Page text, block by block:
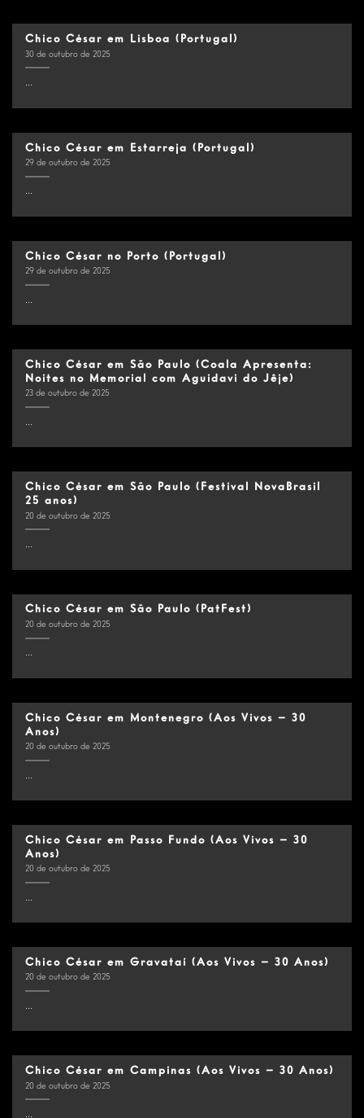
Chico César em Lisboa (Portugal)
30 de outubro de 2025
...
Chico César em Estarreja (Portugal)
29 de outubro de 2025
...
Chico César no Porto (Portugal)
29 de outubro de 2025
...
Chico César em São Paulo (Coala Apresenta:
Noites no Memorial com Aguidavi do Jêje)
23 de outubro de 2025
...
Chico César em São Paulo (Festival NovaBrasil
25 anos)
20 de outubro de 2025
...
Chico César em São Paulo (PatFest)
20 de outubro de 2025
...
Chico César em Montenegro (Aos Vivos – 30
Anos)
20 de outubro de 2025
Chico César em Passo Fundo (Aos Vivos – 30
Anos)
20 de outubro de 2025
...
Chico César em Gravataí (Aos Vivos – 30 Anos)
20 de outubro de 2025
...
Chico César em Campinas (Aos Vivos – 30 Anos)
20 de outubro de 2025
...